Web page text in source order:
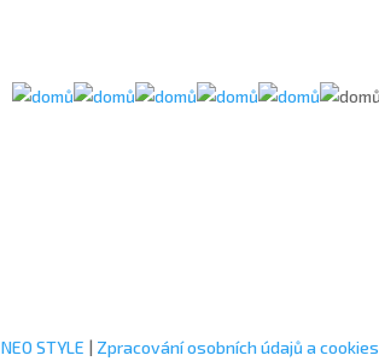
NEO STYLE | Zpracování osobních údajů a cookies